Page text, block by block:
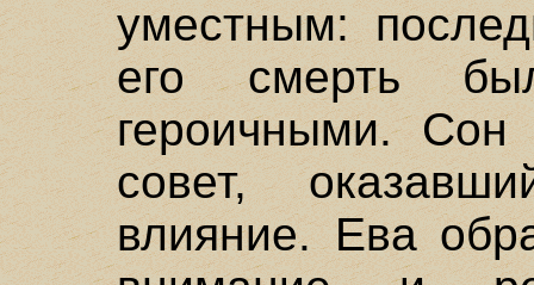
уместным:
его смерть
героичными.
совет,
влияние. Ева